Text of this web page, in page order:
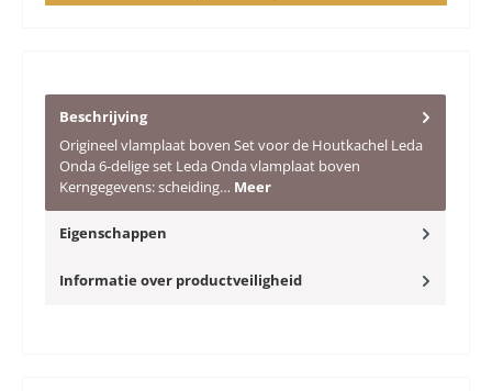
Beschrijving
Origineel vlamplaat boven Set voor de Houtkachel Leda
Onda 6-delige set Leda Onda vlamplaat boven
Kerngegevens: scheiding… Meer
Eigenschappen
Informatie over productveiligheid